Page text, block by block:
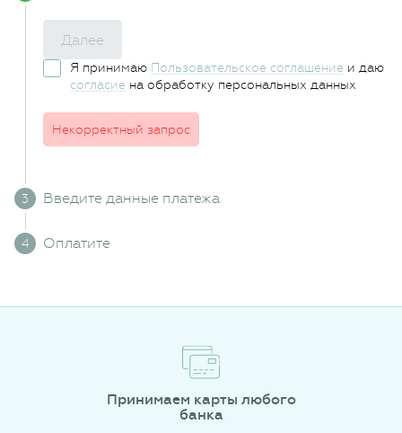
Далее
Я принимаю Пользовательское соглашение и даю
согласие на обработку персональных данных
Некорректный запрос
Введите данные платежа
Оплатите
Принимаем карты любого
банка